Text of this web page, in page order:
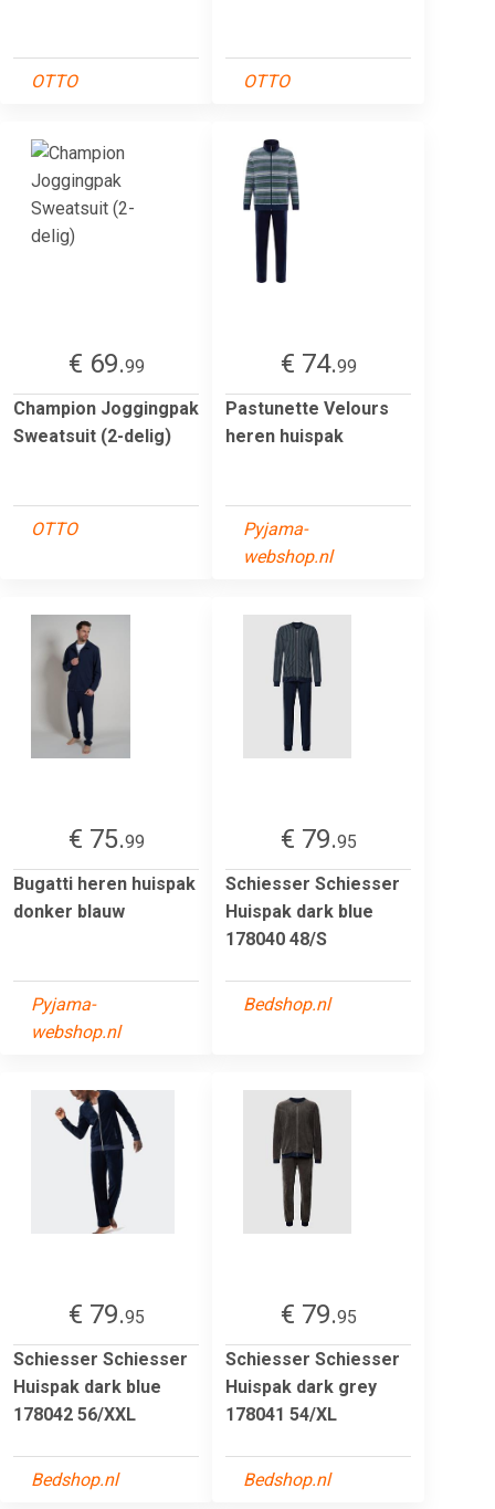
OTTO OTTO
€ 69.99
Champion Joggingpak
Sweatsuit (2-delig)
OTTO
€ 74.99
Pastunette Velours
heren huispak
Pyjama-
webshop.nl
€ 75.99
Bugatti heren huispak
donker blauw
Pyjama-
webshop.nl
€ 79.95
Schiesser Schiesser
Huispak dark blue
178040 48/S
Bedshop.nl
€ 79.95
Schiesser Schiesser
Huispak dark blue
178042 56/XXL
Bedshop.nl
€ 79.95
Schiesser Schiesser
Huispak dark grey
178041 54/XL
Bedshop.nl